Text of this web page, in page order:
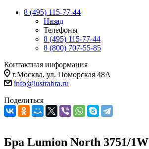
8 (495) 115-77-44
Назад
Телефоны
8 (495) 115-77-44
8 (800) 707-55-85
Контактная информация
г.Москва, ул. Поморская 48А
info@lustrabra.ru
Поделиться
Бра Lumion North 3751/1W